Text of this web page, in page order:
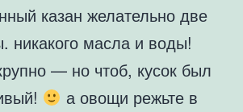
казан желательно две
никакого масла и воды!
— но чтоб, кусок был
а овощи режьте в